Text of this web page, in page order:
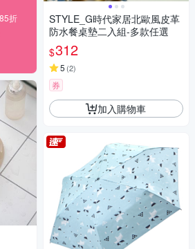
折
STYLE_G時代家居北歐風皮革
防水餐桌墊二入組-多款任選
$312
5 (2)
券
加入購物車